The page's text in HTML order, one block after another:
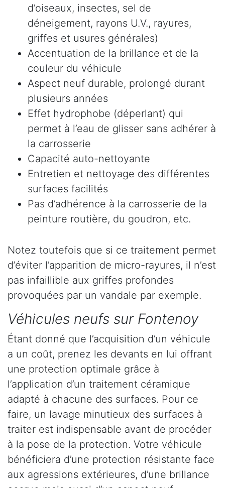
d’oiseaux, insectes, sel de
déneigement, rayons U.V., rayures,
griffes et usures générales)
Accentuation de la brillance et de la
couleur du véhicule
Aspect neuf durable, prolongé durant
plusieurs années
Effet hydrophobe (déperlant) qui
permet à l’eau de glisser sans adhérer à
la carrosserie
Capacité auto-nettoyante
Entretien et nettoyage des différentes
surfaces facilités
Pas d’adhérence à la carrosserie de la
peinture routière, du goudron, etc.
Notez toutefois que si ce traitement permet
d’éviter l’apparition de micro-rayures, il n’est
pas infaillible aux griffes profondes
provoquées par un vandale par exemple.
Véhicules neufs sur Fontenoy
Étant donné que l’acquisition d’un véhicule
a un coût, prenez les devants en lui offrant
une protection optimale grâce à
l’application d’un traitement céramique
adapté à chacune des surfaces. Pour ce
faire, un lavage minutieux des surfaces à
traiter est indispensable avant de procéder
à la pose de la protection. Votre véhicule
bénéficiera d’une protection résistante face
aux agressions extérieures, d’une brillance